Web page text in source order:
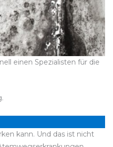
einen Spezialisten für die
kann. Und das ist nicht